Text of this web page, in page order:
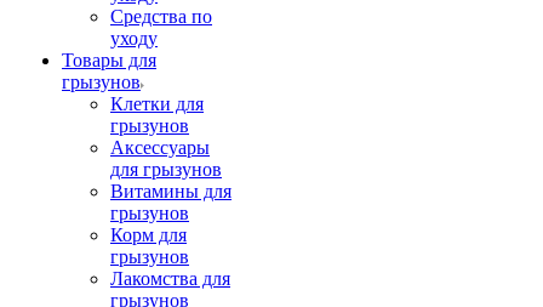
Средства по
уходу
Товары для
грызунов
Клетки для
грызунов
Аксессуары
для грызунов
Витамины для
грызунов
Корм для
грызунов
Лакомства для
грызунов